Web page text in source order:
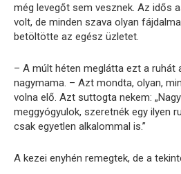
még levegőt sem vesznek. Az idős
volt, de minden szava olyan
betöltötte az egész üzletet.
– A múlt héten meglátta ezt a ruhát
nagymama. – Azt mondta, olyan,
volna elő. Azt suttogta nekem:
meggyógyulok, szeretnék egy ilyen
csak egyetlen alkalommal is.”
A kezei enyhén remegtek, de a